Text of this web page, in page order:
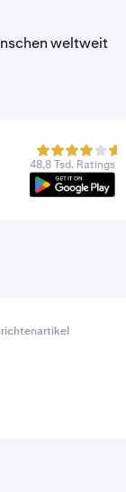
weltweit
48,8 Tsd. Ratings